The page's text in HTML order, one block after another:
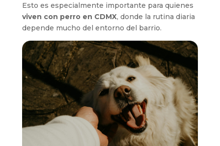
Esto es especialmente importante para quienes
viven con perro en CDMX, donde la rutina diaria
depende mucho del entorno del barrio.